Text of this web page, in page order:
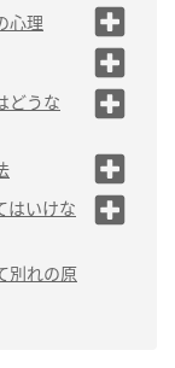
心理
どうな
はいけな
別れの原